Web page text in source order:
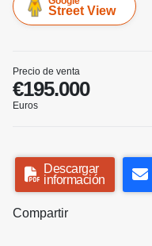
Street View
Precio de venta
€195.000
Euros
Descargar
información
Compartir